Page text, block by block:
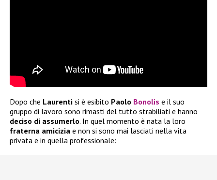
Dopo che Laurenti si è esibito Paolo Bonolis e il suo
gruppo di lavoro sono rimasti del tutto strabiliati e hanno
deciso di assumerlo. In quel momento è nata la loro
fraterna amicizia e non si sono mai lasciati nella vita
privata e in quella professionale: